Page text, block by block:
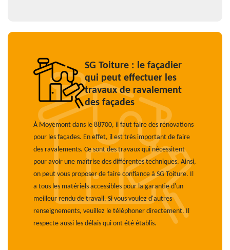
SG Toiture : le façadier
qui peut effectuer les
travaux de ravalement
des façades
À Moyemont dans le 88700, il faut faire des rénovations
pour les façades. En effet, il est très important de faire
des ravalements. Ce sont des travaux qui nécessitent
pour avoir une maîtrise des différentes techniques. Ainsi,
on peut vous proposer de faire confiance à SG Toiture. Il
a tous les matériels accessibles pour la garantie d'un
meilleur rendu de travail. Si vous voulez d'autres
renseignements, veuillez le téléphoner directement. Il
respecte aussi les délais qui ont été établis.